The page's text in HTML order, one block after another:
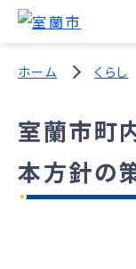
ホーム くらし
室蘭市町
本方針の